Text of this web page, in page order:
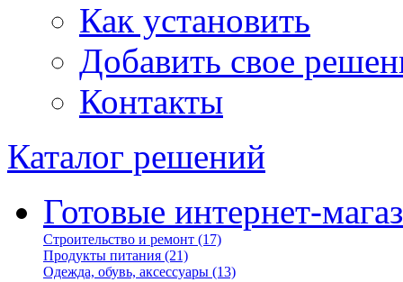
Как установить
Добавить свое
Контакты
Каталог решений
Готовые интернет-
Строительство и ремонт (17)
Продукты питания (21)
Одежда, обувь, аксессуары (13)